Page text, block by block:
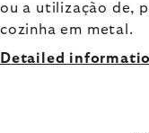
ou a utilização de,
cozinha em metal.
Detailed